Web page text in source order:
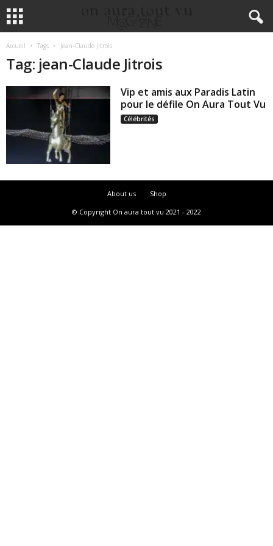
Accueil Tags Jean-Claude Jitrois
Tag: jean-Claude Jitrois
Vip et amis aux Paradis Latin
pour le défile On Aura Tout Vu
Célébrités
About us
Shop
© Copyright On aura tout vu 2021 - 2022